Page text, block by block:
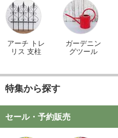
アーチ トレ
リス 支柱
ガーデニン
グツール
特集から探す
セール・予約販売